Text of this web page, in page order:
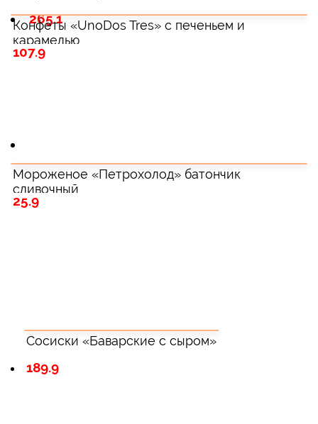
Конфеты «UnoDos Tres» с печеньем и
карамелью
107.9
265.1
Мороженое «Петрохолод» батончик
сливочный
25.9
Сосиски «Баварские с сыром»
189.9